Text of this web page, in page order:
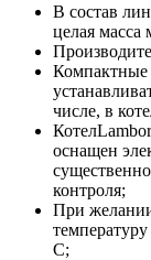
В состав
целая
Компактные
числе, в
оснащен
контроля;
При
С;